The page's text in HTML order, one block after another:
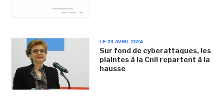
LE 23 AVRIL 2024
Sur fond de cyberattaques, les
plaintes à la Cnil repartent à la
hausse